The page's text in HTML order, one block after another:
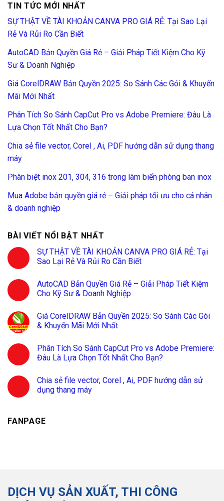
TIN TỨC MỚI NHẤT
SỰ THẬT VỀ TÀI KHOẢN CANVA PRO GIÁ RẺ: Tại Sao Lại
Rẻ Và Rủi Ro Cần Biết
AutoCAD Bản Quyền Giá Rẻ – Giải Pháp Tiết Kiệm Cho Kỹ
Sư & Doanh Nghiệp
Giá CorelDRAW Bản Quyền 2025: So Sánh Các Gói & Khuyến
Mãi Mới Nhất
Phân Tích So Sánh CapCut Pro vs Adobe Premiere: Đâu Là
Lựa Chọn Tốt Nhất Cho Bạn?
Chia sẻ file vector, Corel , Ai, PDF hướng dẫn sử dụng thang
máy
Phân biệt inox 201, 304, 316 trong làm biển phòng ban inox
Mua Adobe bản quyền giá rẻ – Giải pháp tối ưu cho cá nhân
& doanh nghiệp
BÀI VIẾT NỔI BẬT NHẤT
SỰ THẬT VỀ TÀI KHOẢN CANVA PRO GIÁ RẺ: Tại
Sao Lại Rẻ Và Rủi Ro Cần Biết
AutoCAD Bản Quyền Giá Rẻ – Giải Pháp Tiết Kiệm
Cho Kỹ Sư & Doanh Nghiệp
Giá CorelDRAW Bản Quyền 2025: So Sánh Các Gói
& Khuyến Mãi Mới Nhất
Phân Tích So Sánh CapCut Pro vs Adobe Premiere:
Đâu Là Lựa Chọn Tốt Nhất Cho Bạn?
Chia sẻ file vector, Corel , Ai, PDF hướng dẫn sử
dụng thang máy
FANPAGE
DỊCH VỤ SẢN XUẤT, THI CÔNG